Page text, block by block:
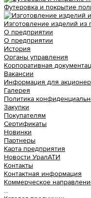
Футеровка и покрытие
Изготовление изделий
О предприятии
О предприятии
История
Органы управления
Корпоративная
Вакансии
Информация для
Галерея
Политика
Закупки
Покупателям
Сертификаты
Новинки
Партнеры
Карта предприятия
Новости УралАТИ
Контакты
Контактная информация
Коммерческое
...